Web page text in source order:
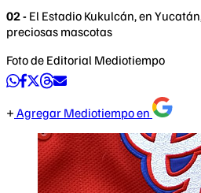
02 - El Estadio Kukulcán, en
preciosas mascotas
Foto de Editorial Mediotiempo
Agregar Mediotiempo en